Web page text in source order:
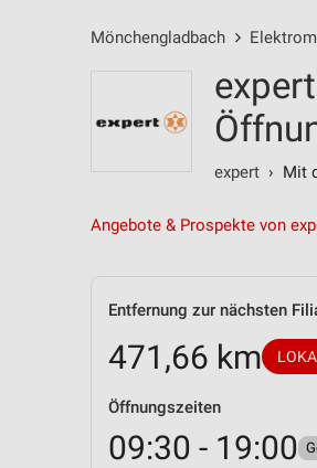
Mönchengladbach
expert › Mit
Angebote & Prospekte von
Entfernung zur nächsten
471,66 km
Öffnungszeiten
09:30 - 19:00